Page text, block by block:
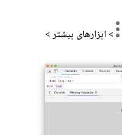
> ابزارهای بیشتر >